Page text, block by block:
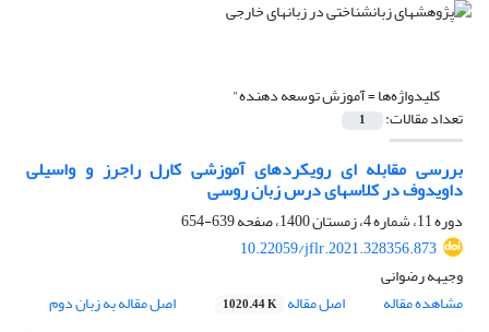
کلیدواژه‌ها =آموزش توسعه دهنده"
تعداد مقالات: 1
بررسی مقابله ای رویکردهای آموزشی کارل راجرز و واسیلی
داویدوف در کلاسهای درس زبان روسی
دوره 11، شماره 4، زمستان 1400، صفحه
639-654
10.22059/jflr.2021.328356.873
وجیهه رضوانی
مشاهده مقاله
اصل مقاله 1020.44 K اصل مقاله به زبان دوم